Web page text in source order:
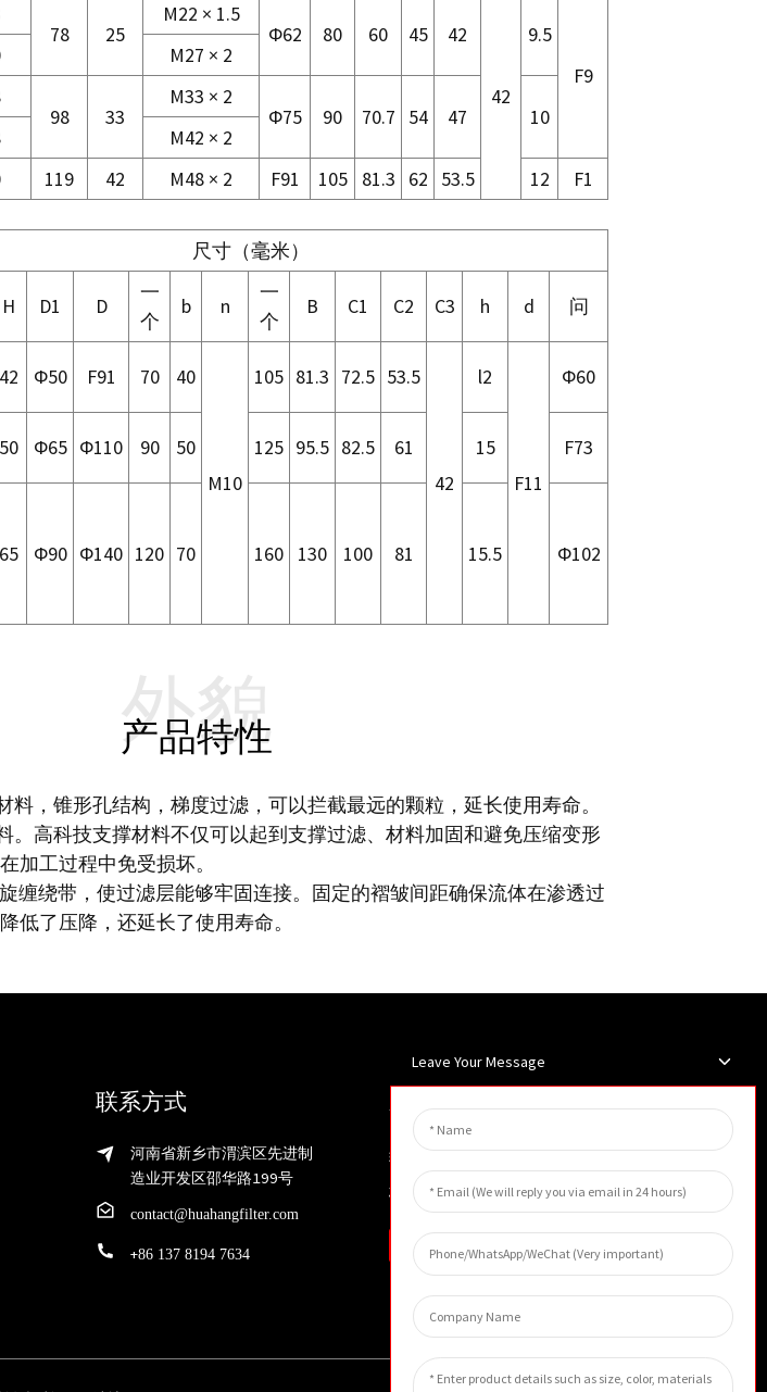
78
25
M22 × 1.5
Φ62
80 60 45 42
42
9.5
F9
M27 × 2
98
33
M33 × 2
Φ75
90 70.7 54 47
10
M42 × 2
119 42 M48 × 2 F91 105 81.3 62 53.5 12 F1
尺寸（毫米）
H D1 D
一
个
b n
一
个
B C1 C2 C3 h d 问
42 Φ50 F91 70 40
M10
105 81.3 72.5 53.5
42
l2
F11
Φ60
50 Φ65 Φ110 90 50 125 95.5 82.5 61 15 F73
65 Φ90 Φ140 120 70 160 130 100 81 15.5
Φ102
产品特性
外貌
料，锥形孔结构，梯度过滤，可以拦截最远的颗粒，延长使用寿命。
。高科技支撑材料不仅可以起到支撑过滤、材料加固和避免压缩变形
加工过程中免受损坏。
缠绕带，使过滤层能够牢固连接。固定的褶皱间距确保流体在渗透过
低了压降，还延长了使用寿命。
联系方式
河南省新乡市渭滨区先进制
造业开发区邵华路199号
contact@huahangfilter.com
+86 137 8194 7634
新闻简报
输入您的电子邮件地址，我们将向
您发送最新资讯计划。
询问
Leave Your Message